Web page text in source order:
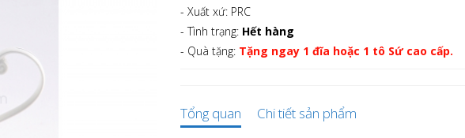
- Xuất xứ: PRC
- Tình trạng: Hết hàng
- Quà tặng: Tặng ngay 1 đĩa hoặc 1 tô Sứ cao cấp.
Tổng quan Chi tiết sản phẩm